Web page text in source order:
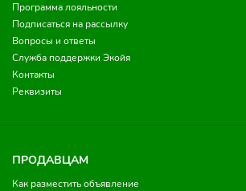
Программа лояльности
Подписаться на рассылку
Вопросы и ответы
Служба поддержки Экойя
Контакты
Реквизиты
ПРОДАВЦАМ
Как разместить объявление